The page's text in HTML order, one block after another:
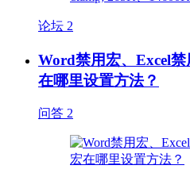
论坛 2
Word禁用宏、Excel
在哪里设置方法？
问答 2